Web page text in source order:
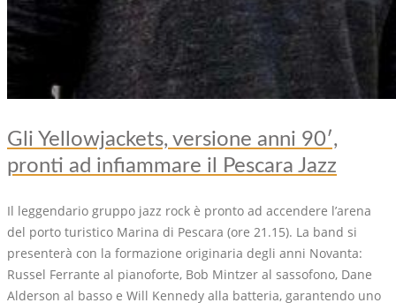
Gli Yellowjackets, versione anni 90′,
pronti ad infiammare il Pescara Jazz
Il leggendario gruppo jazz rock è pronto ad accendere l’arena
del porto turistico Marina di Pescara (ore 21.15). La band si
presenterà con la formazione originaria degli anni Novanta:
Russel Ferrante al pianoforte, Bob Mintzer al sassofono, Dane
Alderson al basso e Will Kennedy alla batteria, garantendo uno